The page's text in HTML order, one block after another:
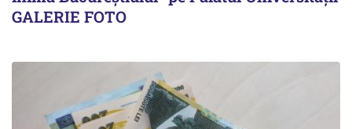
GALERIE FOTO